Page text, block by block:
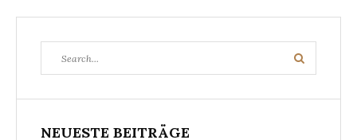
for:
Search
NEUESTE BEITRÄGE